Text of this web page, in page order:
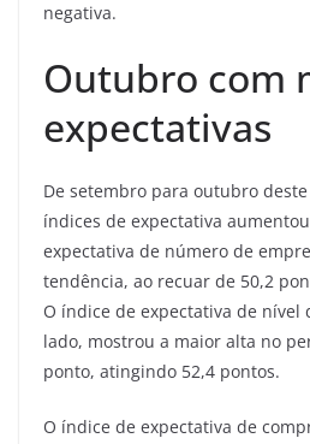
negativa.
Outubro com
expectativas
De setembro para outubro
índices de expectativa
expectativa de número de
tendência, ao recuar de 50,2
O índice de expectativa de
lado, mostrou a maior alta no
ponto, atingindo 52,4 pontos.
O índice de expectativa de